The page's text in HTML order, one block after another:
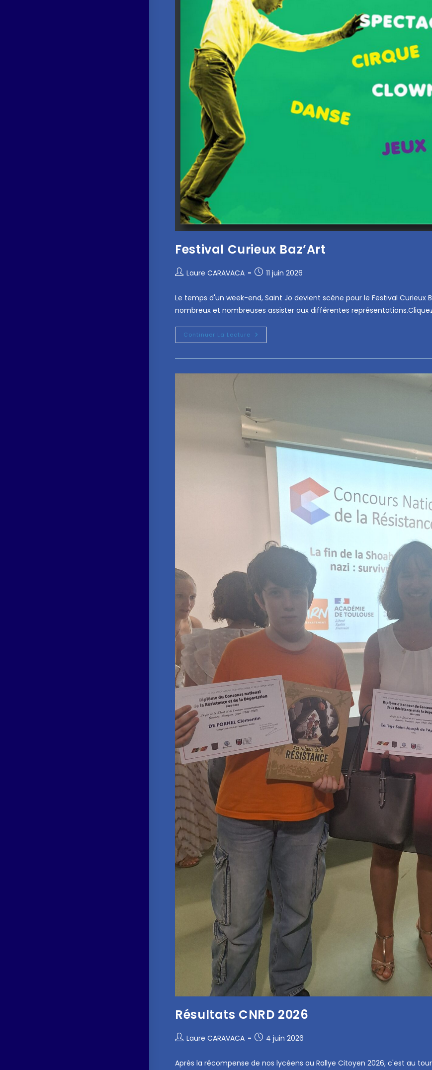
Festival Curieux Baz’Art
Laure CARAVACA 11 juin 2026
Le temps d'un week-end, Saint Jo devient scène pour le Festival Curieux
nombreux et nombreuses assister aux différentes
Continuer La Lecture
Résultats CNRD 2026
Laure CARAVACA 4 juin 2026
Après la récompense de nos lycéens au Rallye Citoyen 2026, c'est au